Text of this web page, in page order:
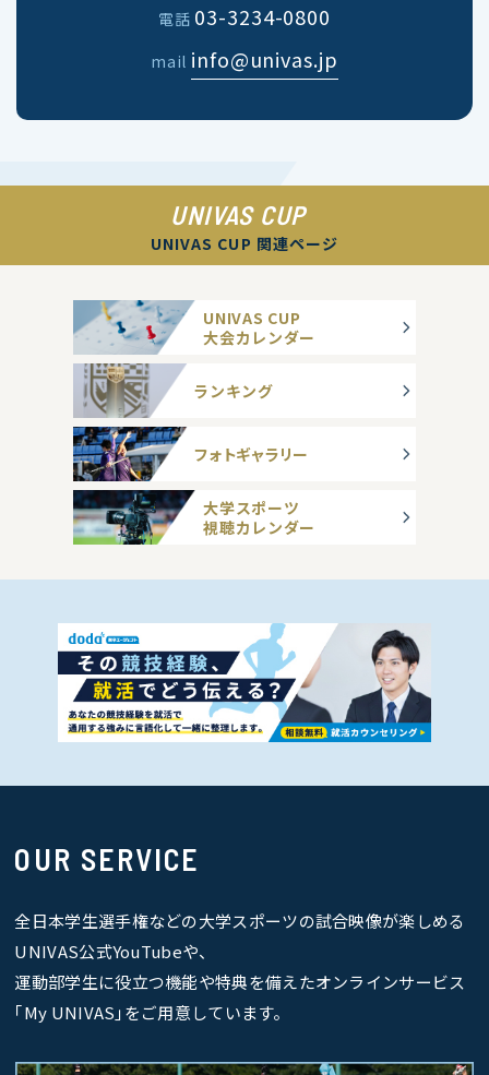
電話 03-3234-0800
mail info@univas.jp
UNIVAS CUP
UNIVAS CUP 関連ページ
UNIVAS CUP
大会カレンダー
ランキング
フォトギャラリー
大学スポーツ
視聴カレンダー
OUR SERVICE
全日本学生選手権などの大学スポーツの試合映像が楽しめる
UNIVAS公式YouTubeや、
運動部学生に役立つ機能や特典を備えたオンラインサービス
｢My UNIVAS｣をご用意しています。